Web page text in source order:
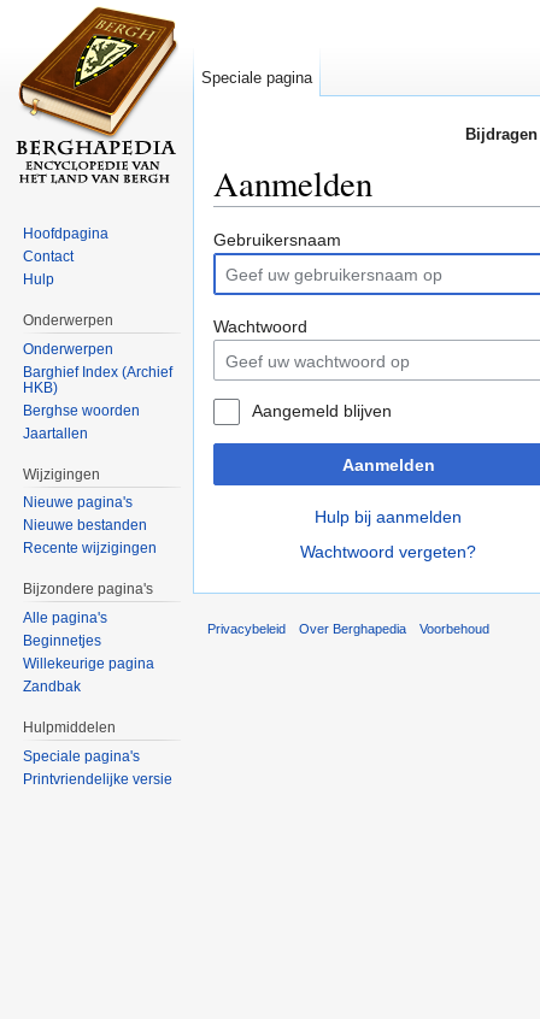
Aanmelden
Gebruikersnaam
Wachtwoord
Aangemeld blijven
Aanmelden
Hulp bij aanmelden
Wachtwoord vergeten?
Speciale pagina
Hoofdpagina
Contact
Hulp
Onderwerpen
Onderwerpen
Barghief Index (Archief
HKB)
Berghse woorden
Jaartallen
Wijzigingen
Nieuwe pagina's
Nieuwe bestanden
Recente wijzigingen
Bijzondere pagina's
Alle pagina's
Beginnetjes
Willekeurige pagina
Zandbak
Hulpmiddelen
Speciale pagina's
Printvriendelijke versie
Privacybeleid Over Berghapedia Voorbehoud